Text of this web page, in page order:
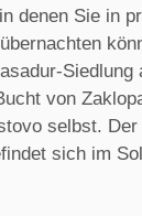
denen Sie in
Siedlung
von
selbst. Der
sich im